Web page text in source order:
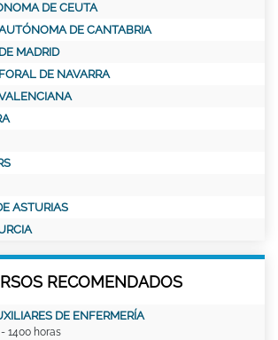
DE CEUTA
DE CANTABRIA
MADRID
DE NAVARRA
ASTURIAS
RECOMENDADOS
DE ENFERMERÍA
- 1400 horas